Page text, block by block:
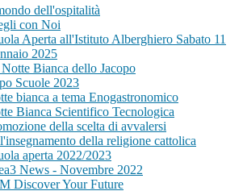
dell'ospitalità
con Noi
Aperta all'Istituto Alberghiero Sabato 11
2025
Bianca dello Jacopo
Scuole 2023
bianca a tema Enogastronomico
Bianca Scientifico Tecnologica
della scelta di avvalersi
della religione cattolica
aperta 2022/2023
News - Novembre 2022
Discover Your Future